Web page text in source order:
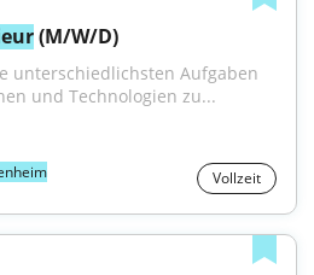
(M/W/D)
unterschiedlichsten Aufgaben
und Technologien zu...
Vollzeit